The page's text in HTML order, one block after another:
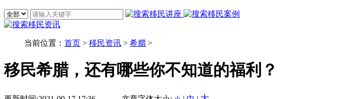
当前位置： 首页 > 移民资讯 > 希腊 >
移民希腊，还有哪些你不知道的福利？